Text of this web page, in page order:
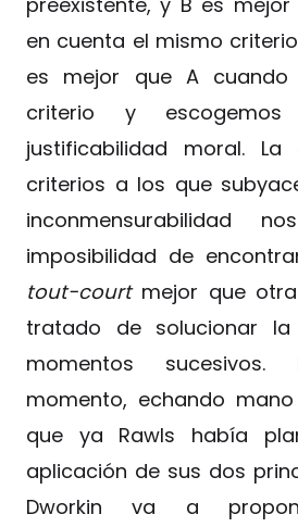
en cuenta el mismo
es mejor que A cuando
criterio y
justificabilidad moral. La
criterios a los que
inconmensurabilidad
imposibilidad de
tout-court mejor que
tratado de solucionar
momentos
momento, echando
que ya Rawls había
aplicación de sus dos
Dworkin va a